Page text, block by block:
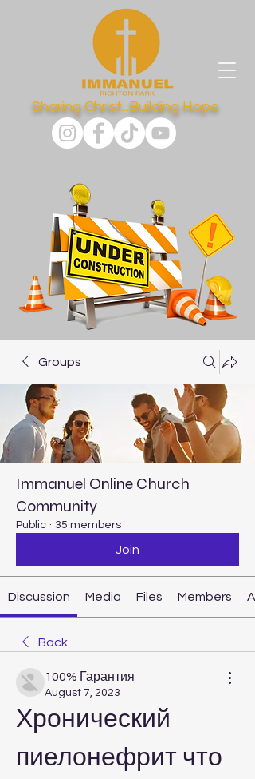
Sharing Christ...Building Hope
Groups
Immanuel Online Church
Community
Public · 35 members
Join
Discussion Media Files Members
Back
100% Гарантия
August 7, 2023
Хронический
пиелонефрит что